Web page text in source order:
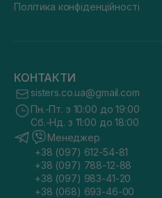
Політика конфіденційності
КОНТАКТИ
sisters.co.ua@gmail.com
Пн.-Пт. з 10:00 до 19:00
Сб.-Нд. з 11:00 до 18:00
Менеджер
+38 (097) 612-54-81
+38 (097) 788-12-88
+38 (097) 983-41-20
+38 (068) 693-46-00